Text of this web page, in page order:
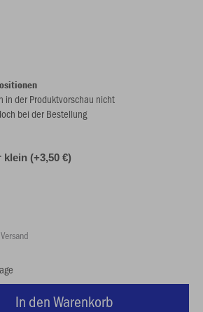
in der Produktvorschau nicht
bei der Bestellung
(+3,50 €)
In den Warenkorb